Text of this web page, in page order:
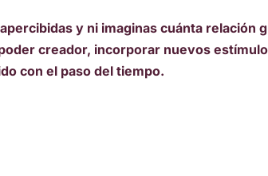
y ni imaginas cuánta relación
creador, incorporar nuevos
con el paso del tiempo.